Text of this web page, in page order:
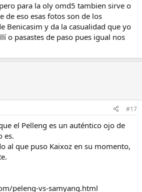
para la oly omd5 tambien sirve o
de eso esas fotos son de los
Benicasim y da la casualidad que yo
o pasastes de paso pues igual nos
#17
el Pelleng es un auténtico ojo de
es.
al que puso Kaixoz en su momento,
peleng-vs-samyang.html